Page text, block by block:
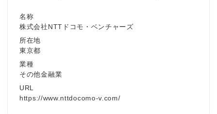
名称
株式会社NTTドコモ・ベンチャーズ
所在地
東京都
業種
その他金融業
URL
https://www.nttdocomo-v.com/